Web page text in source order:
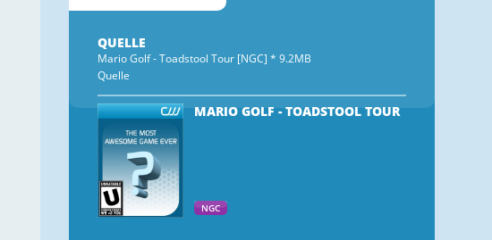
QUELLE
Mario Golf - Toadstool Tour [NGC] * 9.2MB
Quelle
MARIO GOLF - TOADSTOOL TOUR
NGC